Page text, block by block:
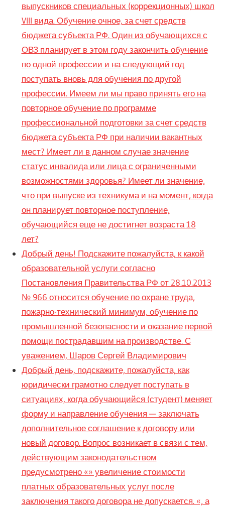
выпускников специальных (коррекционных) школ
VIII вида. Обучение очное, за счет средств
бюджета субъекта РФ. Один из обучающихся с
ОВЗ планирует в этом году закончить обучение
по одной профессии и на следующий год
поступать вновь для обучения по другой
профессии. Имеем ли мы право принять его на
повторное обучение по программе
профессиональной подготовки за счет средств
бюджета субъекта РФ при наличии вакантных
мест? Имеет ли в данном случае значение
статус инвалида или лица с ограниченными
возможностями здоровья? Имеет ли значение,
что при выпуске из техникума и на момент, когда
он планирует повторное поступление,
обучающийся еще не достигнет возраста 18
лет?
Добрый день! Подскажите пожалуйста, к какой
образовательной услуги согласно
Постановления Правительства РФ от 28.10.2013
№ 966 относится обучение по охране труда,
пожарно-технический минимум, обучение по
промышленной безопасности и оказание первой
помощи пострадавшим на производстве. С
уважением, Шаров Сергей Владимирович
Добрый день, подскажите, пожалуйста, как
юридически грамотно следует поступать в
ситуациях, когда обучающийся (студент) меняет
форму и направление обучения — заключать
дополнительное соглашение к договору или
новый договор. Вопрос возникает в связи с тем,
действующим законодательством
предусмотрено «» увеличение стоимости
платных образовательных услуг после
заключения такого договора не допускается. «, а